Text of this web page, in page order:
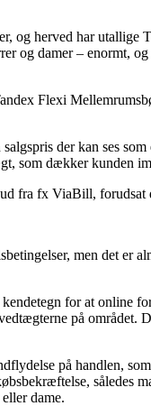
og herved har utallige
og damer – enormt,
Flexi
der kan ses
som dækker kunden
fra fx ViaBill,
men det er
for at online
på området.
på handlen,
således
dame.